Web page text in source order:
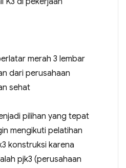
merah 3 lembar
dari perusahaan
sehat
pilihan yang tepat
mengikuti pelatihan
konstruksi karena
pjk3 (perusahaan